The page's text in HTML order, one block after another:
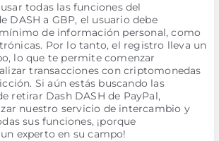
todas las funciones del
DASH a GBP, el usuario debe
de información personal, como
Por lo tanto, el registro lleva un
lo que te permite comenzar
transacciones con criptomonedas
Si aún estás buscando las
retirar Dash DASH de PayPal,
nuestro servicio de intercambio y
sus funciones, ¡porque
experto en su campo!